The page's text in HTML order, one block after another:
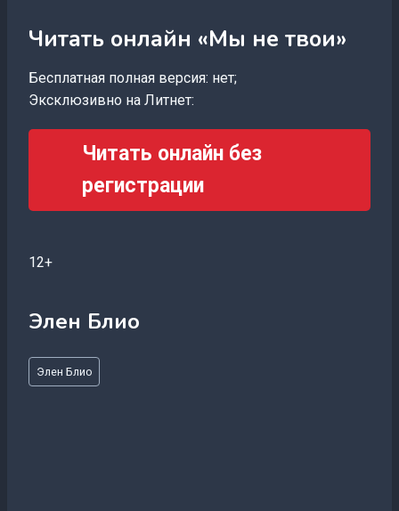
Читать онлайн «Мы не твои»
Бесплатная полная версия: нет;
Эксклюзивно на Литнет:
Читать онлайн без
регистрации
12+
Элен Блио
Метки
записи:
Элен Блио